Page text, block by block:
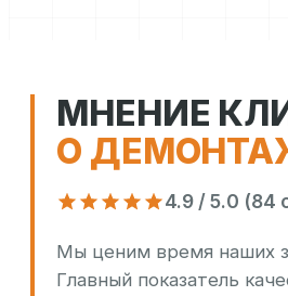
МНЕНИЕ
О
4.9 / 5.0 (84
Мы ценим время наших
Главный показатель